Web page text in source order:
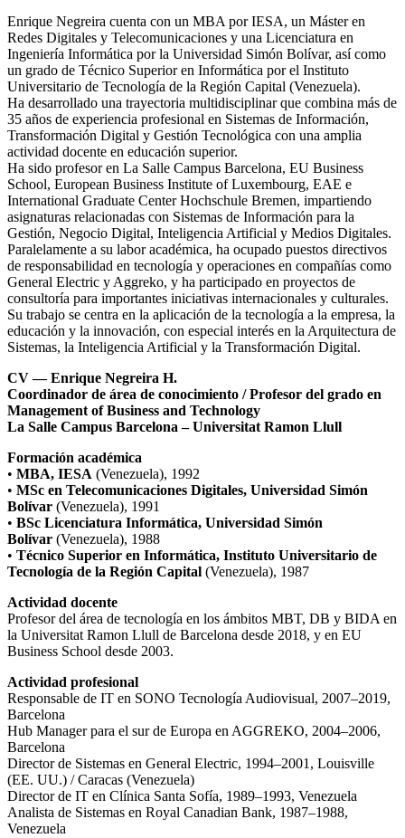
Enrique Negreira cuenta con un MBA por IESA, un Máster en
Redes Digitales y Telecomunicaciones y una Licenciatura en
Ingeniería Informática por la Universidad Simón Bolívar, así como
un grado de Técnico Superior en Informática por el Instituto
Universitario de Tecnología de la Región Capital (Venezuela).
Ha desarrollado una trayectoria multidisciplinar que combina más de
35 años de experiencia profesional en Sistemas de Información,
Transformación Digital y Gestión Tecnológica con una amplia
actividad docente en educación superior.
Ha sido profesor en La Salle Campus Barcelona, EU Business
School, European Business Institute of Luxembourg, EAE e
International Graduate Center Hochschule Bremen, impartiendo
asignaturas relacionadas con Sistemas de Información para la
Gestión, Negocio Digital, Inteligencia Artificial y Medios Digitales.
Paralelamente a su labor académica, ha ocupado puestos directivos
de responsabilidad en tecnología y operaciones en compañías como
General Electric y Aggreko, y ha participado en proyectos de
consultoría para importantes iniciativas internacionales y culturales.
Su trabajo se centra en la aplicación de la tecnología a la empresa, la
educación y la innovación, con especial interés en la Arquitectura de
Sistemas, la Inteligencia Artificial y la Transformación Digital.
CV — Enrique Negreira H.
Coordinador de área de conocimiento / Profesor del grado en
Management of Business and Technology
La Salle Campus Barcelona – Universitat Ramon Llull
Formación académica
• MBA, IESA (Venezuela), 1992
• MSc en Telecomunicaciones Digitales, Universidad Simón
Bolívar (Venezuela), 1991
• BSc Licenciatura Informática, Universidad Simón
Bolívar (Venezuela), 1988
• Técnico Superior en Informática, Instituto Universitario de
Tecnología de la Región Capital (Venezuela), 1987
Actividad docente
Profesor del área de tecnología en los ámbitos MBT, DB y BIDA en
la Universitat Ramon Llull de Barcelona desde 2018, y en EU
Business School desde 2003.
Actividad profesional
Responsable de IT en SONO Tecnología Audiovisual, 2007–2019,
Barcelona
Hub Manager para el sur de Europa en AGGREKO, 2004–2006,
Barcelona
Director de Sistemas en General Electric, 1994–2001, Louisville
(EE. UU.) / Caracas (Venezuela)
Director de IT en Clínica Santa Sofía, 1989–1993, Venezuela
Analista de Sistemas en Royal Canadian Bank, 1987–1988,
Venezuela